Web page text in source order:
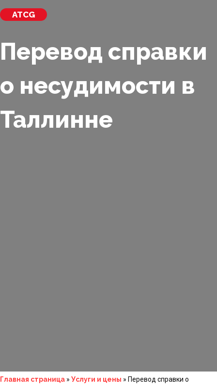
ATCG
Перевод справки
о несудимости в
Таллинне
Главная страница » Услуги и цены » Перевод справки о